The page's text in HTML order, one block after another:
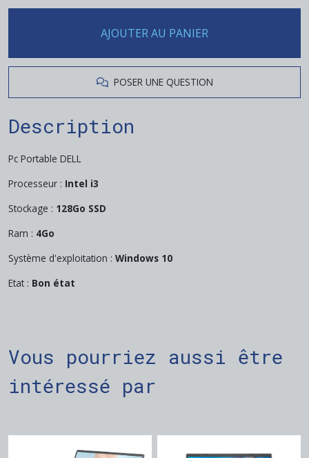
AJOUTER AU PANIER
POSER UNE QUESTION
Description
Pc Portable DELL
Processeur : Intel i3
Stockage : 128Go SSD
Ram : 4Go
Système d'exploitation : Windows 10
Etat : Bon état
Vous pourriez aussi être
intéressé par